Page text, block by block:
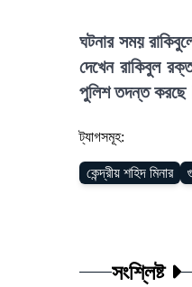
ঘটনার সময়
দেখেন রাকিবুল
পুলিশ তদন্ত
ট্যাগসমূহ:
কেন্দ্রীয় শহিদ মিনার
সংশ্লিষ্ট